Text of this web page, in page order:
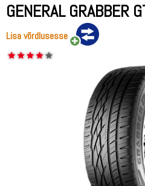
GENERAL GRABBER
Lisa võrdlusesse